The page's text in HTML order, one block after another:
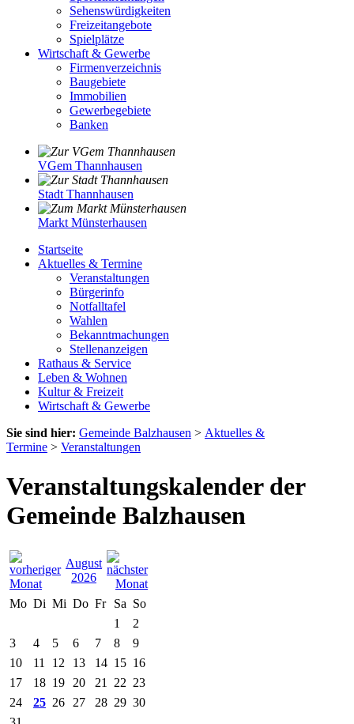
Sehenswürdigkeiten
Freizeitangebote
Spielplätze
Wirtschaft & Gewerbe
Firmenverzeichnis
Baugebiete
Immobilien
Gewerbegebiete
Banken
VGem Thannhausen
Stadt Thannhausen
Markt Münsterhausen
Startseite
Aktuelles & Termine
Veranstaltungen
Bürgerinfo
Notfalltafel
Wahlen
Bekanntmachungen
Stellenanzeigen
Rathaus & Service
Leben & Wohnen
Kultur & Freizeit
Wirtschaft & Gewerbe
Sie sind hier: Gemeinde Balzhausen > Aktuelles &
Termine > Veranstaltungen
Veranstaltungskalender der
Gemeinde Balzhausen
August
2026
Mo Di Mi Do Fr Sa So
1
2
3
4 5 6 7 8
9
10
11 12 13 14 15 16
17
18 19 20 21 22 23
24
25 26 27 28 29 30